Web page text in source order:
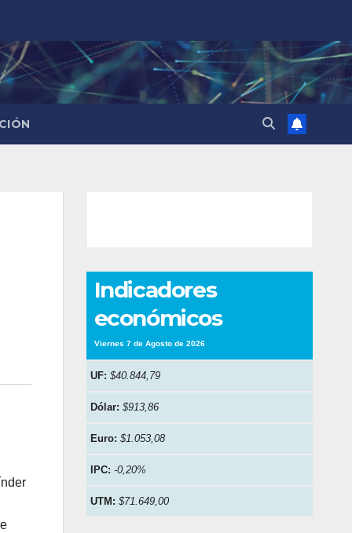
Indicadores
económicos
Viernes 7 de Agosto de 2026
UF: $40.844,79
Dólar: $913,86
Euro: $1.053,08
IPC: -0,20%
UTM: $71.649,00